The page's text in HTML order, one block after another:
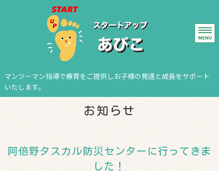
マンツーマン指導で療育をご提供しお子様の発達と成長をサポート
いたします。
ホーム
レッスン
ご利用案内
お知らせ
阿倍野タスカル防災センターに行ってきま
した！